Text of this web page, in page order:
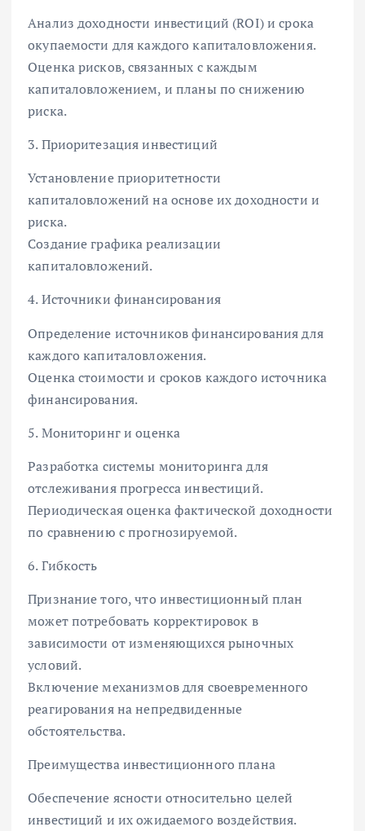
Анализ доходности инвестиций (ROI) и срока
окупаемости для каждого капиталовложения.
Оценка рисков, связанных с каждым
капиталовложением, и планы по снижению
риска.
3. Приоритезация инвестиций
Установление приоритетности
капиталовложений на основе их доходности и
риска.
Создание графика реализации
капиталовложений.
4. Источники финансирования
Определение источников финансирования для
каждого капиталовложения.
Оценка стоимости и сроков каждого источника
финансирования.
5. Мониторинг и оценка
Разработка системы мониторинга для
отслеживания прогресса инвестиций.
Периодическая оценка фактической доходности
по сравнению с прогнозируемой.
6. Гибкость
Признание того, что инвестиционный план
может потребовать корректировок в
зависимости от изменяющихся рыночных
условий.
Включение механизмов для своевременного
реагирования на непредвиденные
обстоятельства.
Преимущества инвестиционного плана
Обеспечение ясности относительно целей
инвестиций и их ожидаемого воздействия.